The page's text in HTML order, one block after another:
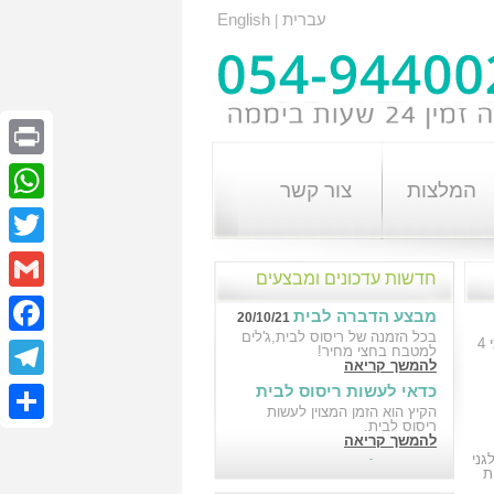
עברית English
המלצות צור קשר
חדשות עדכונים ומבצעים
מבצע הדברה לבית
בכל הזמנה של ריסוס לבית,ג'לים
למטבח בחצי מחיר!
להמשך קריאה
כדאי לעשות ריסוס לבית
18/10/21
הקיץ הוא הזמן המצוין לעשות
ריסוס לבית.
להמשך קריאה
הדברה לבניין במבצע
Print
Twitter
Gmail